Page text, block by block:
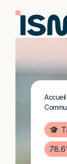
Accueil
🎓